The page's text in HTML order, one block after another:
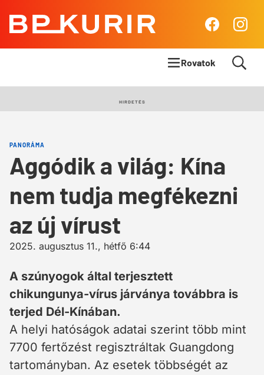
Body & Mind
Queens Blog
Rovatok
HIRDETÉS
PANORÁMA
Aggódik a világ: Kína
nem tudja megfékezni
az új vírust
2025. augusztus 11., hétfő 6:44
A szúnyogok által terjesztett
chikungunya-vírus járványa továbbra is
terjed Dél-Kínában.
A helyi hatóságok adatai szerint több mint
7700 fertőzést regisztráltak Guangdong
tartományban. Az esetek többségét az